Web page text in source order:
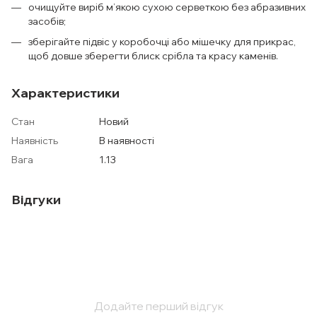
очищуйте виріб м’якою сухою серветкою без абразивних
засобів;
зберігайте підвіс у коробочці або мішечку для прикрас,
щоб довше зберегти блиск срібла та красу каменів.
Характеристики
Стан
Новий
Наявність
В наявності
Вага
1.13
Відгуки
Додайте перший відгук